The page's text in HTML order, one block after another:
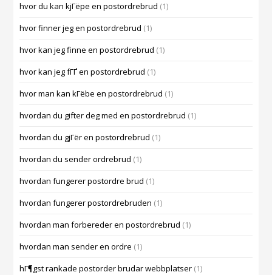
hvor du kan kjГёpe en postordrebrud (1)
hvor finner jeg en postordrebrud (1)
hvor kan jeg finne en postordrebrud (1)
hvor kan jeg fГҐ en postordrebrud (1)
hvor man kan kГёbe en postordrebrud (1)
hvordan du gifter deg med en postordrebrud (1)
hvordan du gjГёr en postordrebrud (1)
hvordan du sender ordrebrud (1)
hvordan fungerer postordre brud (1)
hvordan fungerer postordrebruden (1)
hvordan man forbereder en postordrebrud (1)
hvordan man sender en ordre (1)
hГ¶gst rankade postorder brudar webbplatser (1)